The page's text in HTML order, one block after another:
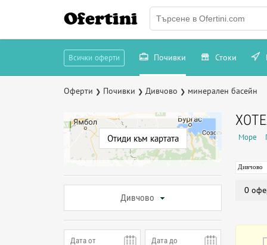
Ofertini
Всички оферти Почивки Стоки
Оферти ❯ Почивки ❯ Дивчово ❯ минерален басейн
Отиди към картата
Дивчово
Море
Дивчово
0